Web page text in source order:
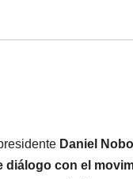
Daniel
diálogo con el